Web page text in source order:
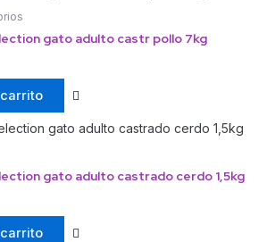
gato adulto castr pollo 7kg
gato adulto castrado cerdo 1,5kg